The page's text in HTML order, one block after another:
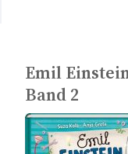
Emil
Band 2